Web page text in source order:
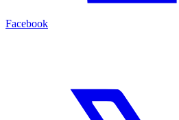
Facebook